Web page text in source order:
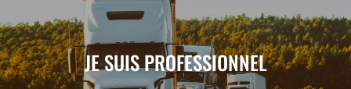
JE SUIS PROFESSIONNEL